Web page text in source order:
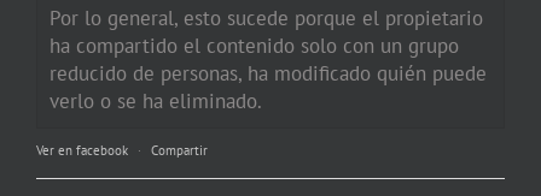
Por lo general, esto sucede porque el propietario
ha compartido el contenido solo con un grupo
reducido de personas, ha modificado quién puede
verlo o se ha eliminado.
Ver en facebook · Compartir